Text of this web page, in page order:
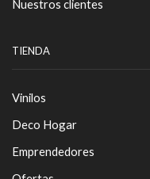
Nuestros clientes
TIENDA
Vinilos
Deco Hogar
Emprendedores